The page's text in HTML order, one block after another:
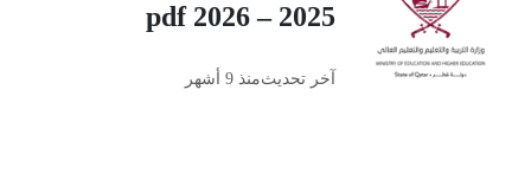
2025 – 2026 pdf
آخر تحديثمنذ 9 أشهر